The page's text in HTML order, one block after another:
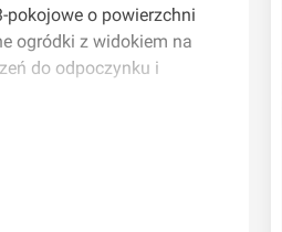
pokojowe o powierzchni
ogródki z widokiem na
do odpoczynku i